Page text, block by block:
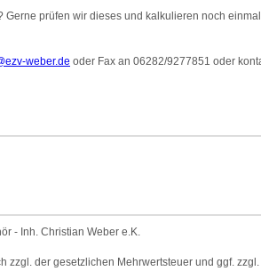
prüfen wir dieses und kalkulieren noch
weber.de oder Fax an 06282/9277851 oder
- Inh. Christian Weber e.K.
zzgl. der gesetzlichen Mehrwertsteuer und ggf. zzgl.